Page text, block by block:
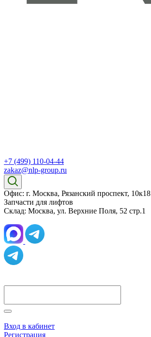
+7 (499) 110-04-44
zakaz@nlp-group.ru
Офис: г. Москва, Рязанский проспект, 10к18
Запчасти для лифтов
Склад: Москва, ул. Верхние Поля, 52 стр.1
Вход в кабинет
Регистрация